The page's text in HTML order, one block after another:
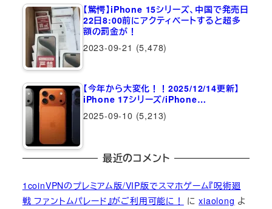
【驚愕】iPhone 15シリーズ、中国で発売日
22日8:00前にアクティベートすると超多
額の罰金が！
2023-09-21 (5,478)
【今年から大変化！！2025/12/14更新】
iPhone 17シリーズ/iPhone…
2025-09-10 (5,213)
最近のコメント
1coinVPNのプレミアム版/VIP版でスマホゲーム『呪術廻
戦 ファントムパレード』がご利用可能に！
にxiaolong よ